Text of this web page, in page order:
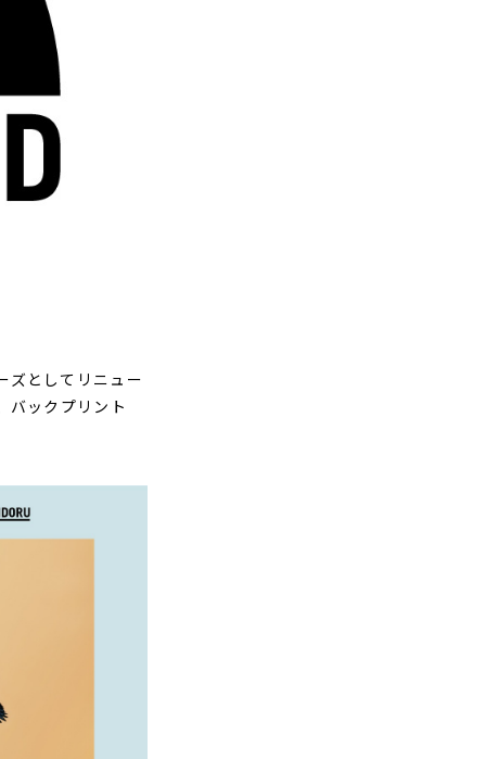
ズとしてリニュー
バックプリント